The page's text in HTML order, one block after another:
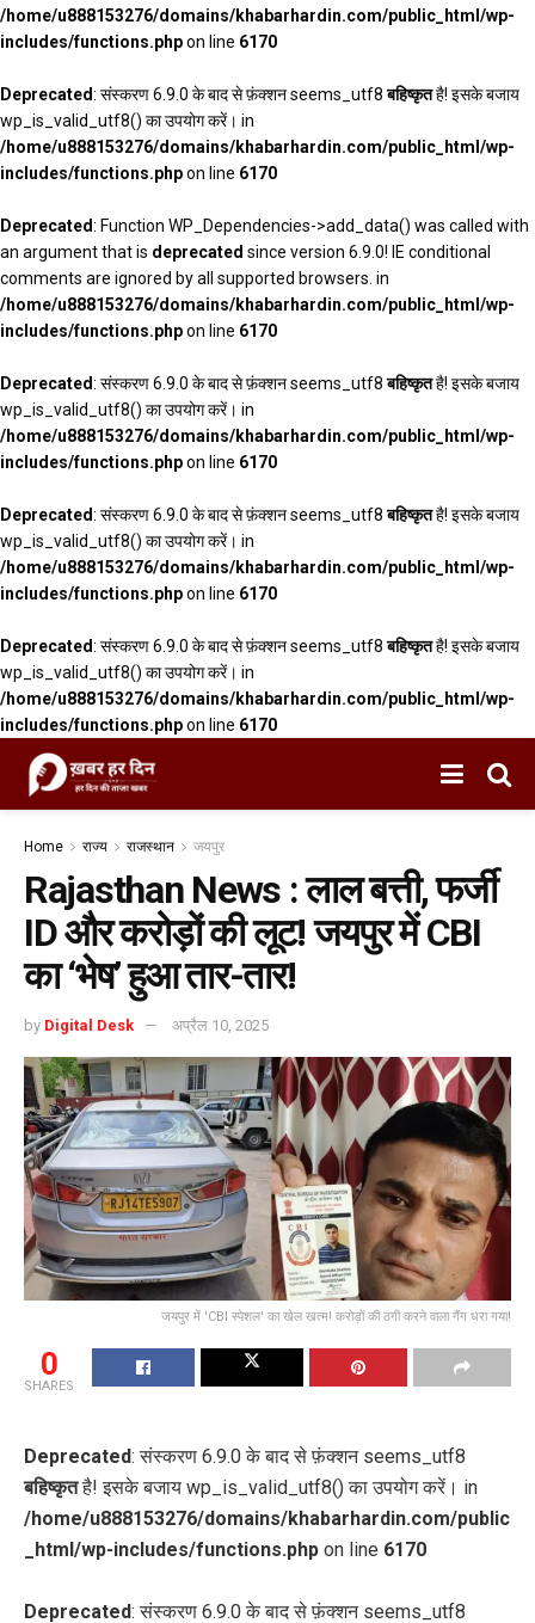
/home/u888153276/domains/khabarhardin.com/public_html/wp-
includes/functions.phpon line 6170
Deprecated: संस्करण 6.9.0 के बाद से फ़ंक्शन seems_utf8बहिष्कृतहै! इसके बजाय
wp_is_valid_utf8() का उपयोग करें। in
/home/u888153276/domains/khabarhardin.com/public_html/wp-
includes/functions.phpon line 6170
Deprecated: Function WP_Dependencies->add_data() was called with
an argument that is deprecated since version 6.9.0! IE conditional
comments are ignored by all supported browsers. in
/home/u888153276/domains/khabarhardin.com/public_html/wp-
includes/functions.phpon line 6170
Deprecated: संस्करण 6.9.0 के बाद से फ़ंक्शन seems_utf8बहिष्कृतहै! इसके बजाय
wp_is_valid_utf8() का उपयोग करें। in
/home/u888153276/domains/khabarhardin.com/public_html/wp-
includes/functions.phpon line 6170
Deprecated: संस्करण 6.9.0 के बाद से फ़ंक्शन seems_utf8बहिष्कृतहै! इसके बजाय
wp_is_valid_utf8() का उपयोग करें। in
/home/u888153276/domains/khabarhardin.com/public_html/wp-
includes/functions.phpon line 6170
Deprecated: संस्करण 6.9.0 के बाद से फ़ंक्शन seems_utf8बहिष्कृतहै! इसके बजाय
wp_is_valid_utf8() का उपयोग करें। in
/home/u888153276/domains/khabarhardin.com/public_html/wp-
includes/functions.phpon line 6170
Home राज्य राजस्थान जयपुर
Rajasthan News : लाल बत्ती, फर्जी
ID और करोड़ों की लूट! जयपुर में CBI
का ‘भेष’ हुआ तार-तार!
by Digital Desk अप्रैल 10, 2025
जयपुर में 'CBI स्पेशल' का खेल खत्म! करोड़ों की ठगी करने वाला गैंग धरा गया!
0
SHARES
Deprecated: संस्करण 6.9.0 के बाद से फ़ंक्शन seems_utf8
बहिष्कृतहै! इसके बजाय wp_is_valid_utf8() का उपयोग करें। in
/home/u888153276/domains/khabarhardin.com/public
_html/wp-includes/functions.php on line 6170
Deprecated: संस्करण 6.9.0 के बाद से फ़ंक्शन seems_utf8